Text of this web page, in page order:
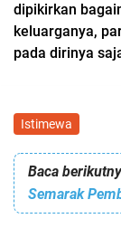
dipikirkan
keluarganya,
pada dirinya
Istimewa
Baca